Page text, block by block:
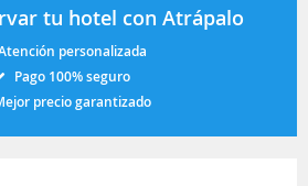
tu hotel con Atrápalo
personalizada
Pago 100% seguro
precio garantizado